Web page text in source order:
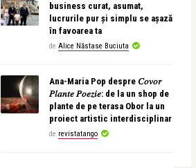
business curat, asumat,
lucrurile pur și simplu se așază
în favoarea ta
de Alice Năstase Buciuta
Ana-Maria Pop despre 𝐶𝑜𝑣𝑜𝑟
𝑃𝑙𝑎𝑛𝑡𝑒 𝑃𝑜𝑒𝑧𝑖𝑒: de la un shop de
plante de pe terasa Obor la un
proiect artistic interdisciplinar
de revistatango